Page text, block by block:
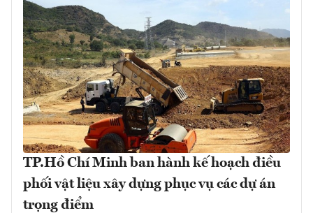
TP.Hồ Chí Minh ban hành kế hoạch điều
phối vật liệu xây dựng phục vụ các dự án
trọng điểm